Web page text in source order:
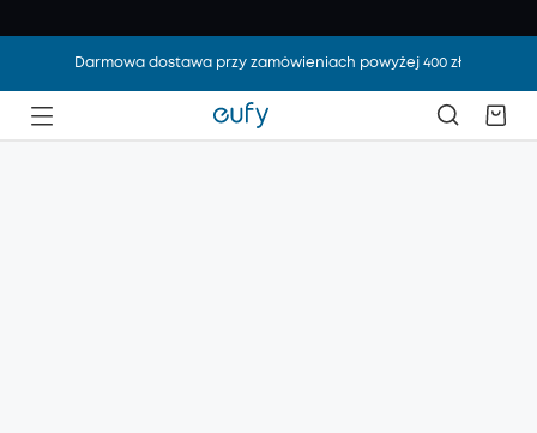
Darmowa dostawa przy zamówieniach powyżej 400 zł